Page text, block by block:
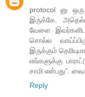
protocol னு
இருக்கே.
வேளை
சொல்ல
இருக்கும்
எங்களுக்கு
சாமி என்பது”.
Reply